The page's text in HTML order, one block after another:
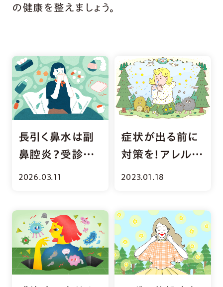
の健康を整えましょう。
2026.03.11
長引く鼻水は副
鼻腔炎？受診の
目安と予防のセ
2023.01.18
症状が出る前に
対策を！アレルギ
ー性鼻炎のケア